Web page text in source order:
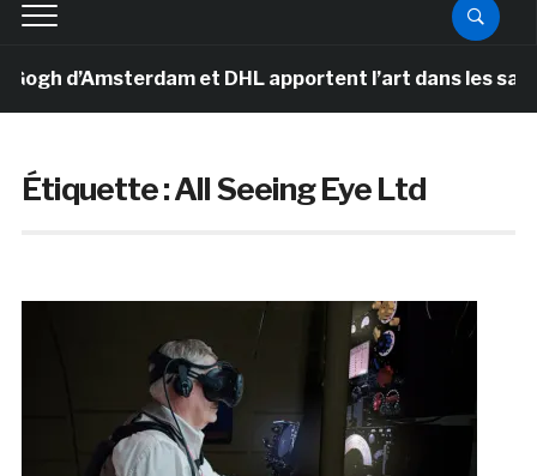
d’Amsterdam et DHL apportent l’art dans les salles
Étiquette :All Seeing Eye Ltd